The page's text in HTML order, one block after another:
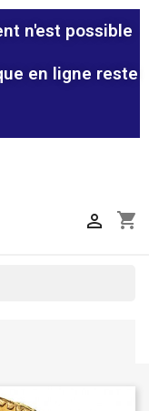
n'est possible
en ligne reste
shopping_cart
